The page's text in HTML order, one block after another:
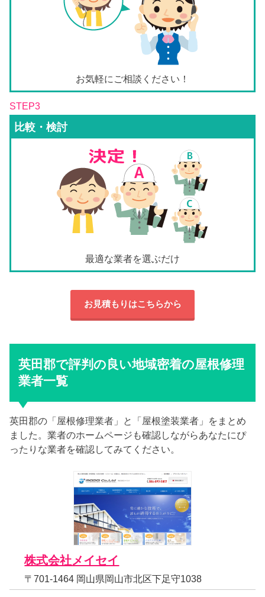
お気軽にご相談ください！
STEP3
比較・検討
最適な業者を選ぶだけ
お見積もりはこちらから
英田郡で評判の良い地域密着の屋根修理
業者一覧
英田郡の「屋根修理業者」と「屋根塗装業者」をまとめ
ました。業者のホームページも確認しながらあなたにぴ
ったりな業者を確認してみてください。
株式会社メイセイ
〒701-1464 岡山県岡山市北区下足守1038